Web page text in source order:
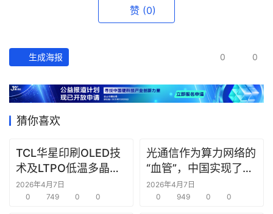
赞 (0)
生成海报 0 0
猜你喜欢
TCL华星印刷OLED技
术及LTPO低温多晶硅
技术在ICDT 2026展会
上亮相
2026年4月7日
0
749 0 0
光通信作为算力网络的
“血管”，中国实现了24
芯光纤2.5Pb/s实时双
向传输，刷新纪录
2026年4月7日
0
949 0 0